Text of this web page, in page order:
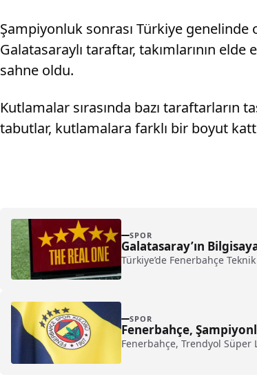
Şampiyonluk sonrası Türkiye genelinde
Galatasaraylı taraftar, takımlarının
sahne oldu.
Kutlamalar sırasında bazı taraftarların
tabutlar, kutlamalara farklı bir boyut
SPOR
Galatasaray’ın
Türkiye’de Fenerbahçe
SPOR
Fenerbahçe,
Fenerbahçe, Trendyol Süper